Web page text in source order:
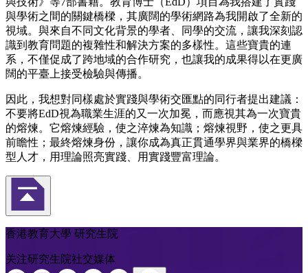
與學術之間的關鍵橋樑，其廣闊的學術網路為我開啟了全新的
視域。與來自不同文化背景的學者、同學的交流，讓我深刻認
識到教育問題的複雜性和解決方案的多樣性。這些寶貴的連
系，不僅促成了跨地域的合作研究，也讓我的成果得以在更廣
闊的平臺上接受檢驗與傳播。
因此，我想對同樣處於實踐與學術交匯點的同行者提出建議：
不要將EdD視為職業生涯的又一次加冕，而應視其為一次寶貴
的熔煉。它熔煉經驗，使之淬煉為知識；熔煉視野，使之更具
前瞻性；最終熔煉身份，讓你成為真正貫通學界與業界的橋樑
型人才，用理論照亮實踐、用實踐豐富理論。
返回頁首
香港教育大學 研究生院
关注研究生院社交媒体